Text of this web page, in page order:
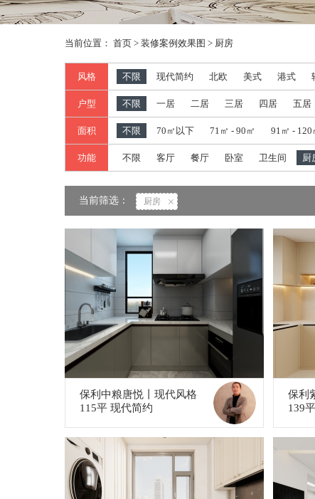
当前位置： 首页 > 装修案例效果图 > 厨房
风格 不限 现代简约 北欧 美式 港式
户型 不限 一居 二居 三居 四居 五居
面积 不限 70㎡以下 71㎡ - 90㎡ 91㎡ - 120
功能 不限 客厅 餐厅 卧室 卫生间 厨
当前筛选： 厨房
保利中粮唐悦丨现代风格
115平 现代简约
保利
139